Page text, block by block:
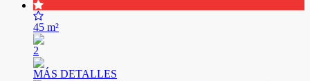
45 m²
2
MÁS DETALLES